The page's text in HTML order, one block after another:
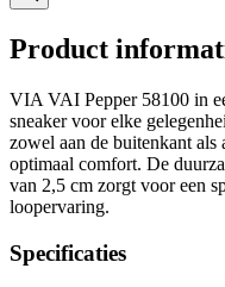
Product
VIA VAI Pepper 58100 in
sneaker voor elke
zowel aan de buitenkant als
optimaal comfort. De
van 2,5 cm zorgt voor een
loopervaring.
Specificaties